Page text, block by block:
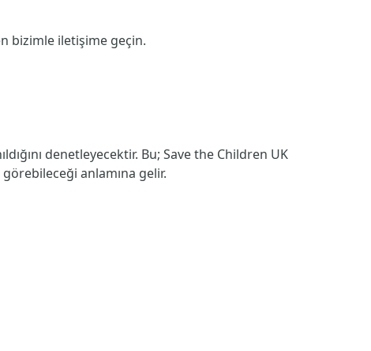
bizimle iletişime geçin.
denetleyecektir. Bu; Save the Children UK
anlamına gelir.